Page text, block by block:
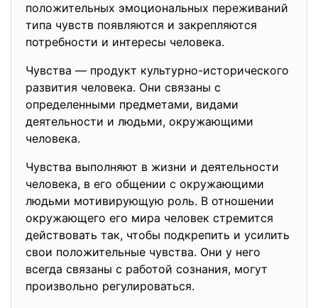
положительных эмоциональных переживаний
типа чувств появляются и закрепляются
потребности и интересы человека.
Чувства — продукт культурно-исторического
развития человека. Они связаны с
определенными предметами, видами
деятельности и людьми, окружающими
человека.
Чувства выполняют в жизни и деятельности
человека, в его общении с окружающими
людьми мотивирующую роль. В отношении
окружающего его мира человек стремится
действовать так, чтобы подкрепить и усилить
свои положительные чувства. Они у него
всегда связаны с работой сознания, могут
произвольно регулироваться.